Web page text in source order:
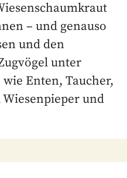
– und genauso
und den
unter
Enten, Taucher,
Wiesenpieper und